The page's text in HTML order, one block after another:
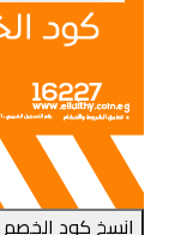
انسخ كود الخصم